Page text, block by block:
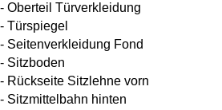
- Oberteil Türverkleidung
- Türspiegel
- Seitenverkleidung Fond
- Sitzboden
- Rückseite Sitzlehne vorn
- Sitzmittelbahn hinten